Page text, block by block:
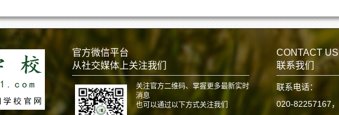
官方微信平台
从社交媒体上关注我们
关注官方二维码、掌握更多最新实时
消息
也可以通过以下方式关注我们
CONTACT US
联系我们
联系电话：
020-82257167